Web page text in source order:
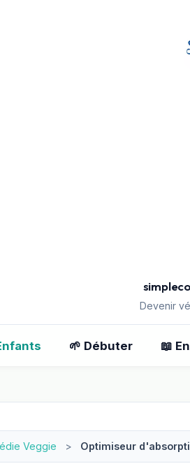
Devenir
🌱 Débuter 📖
Veggie > Optimiseur